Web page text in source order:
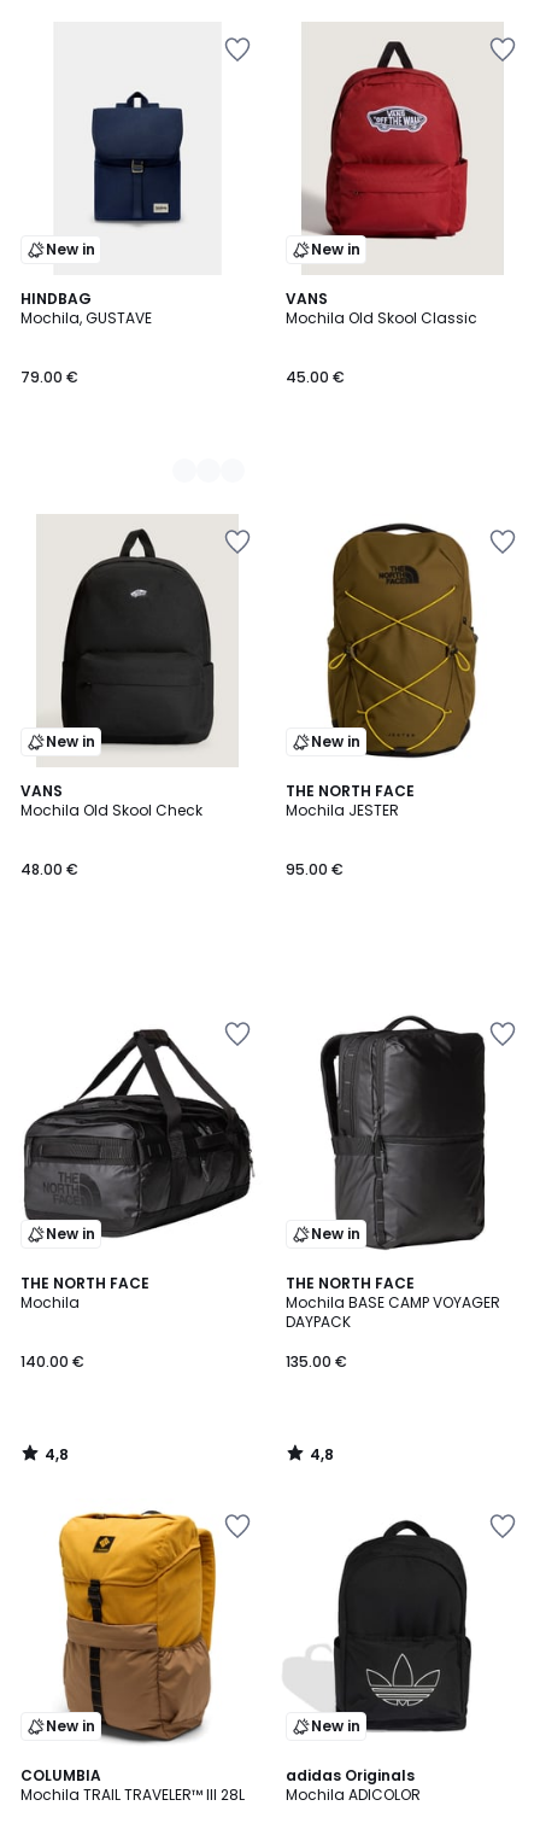
New in
HINDBAG
Mochila, GUSTAVE
79.00 €
3
Colores
New in
VANS
Mochila Old Skool Classic
45.00 €
New in
VANS
Mochila Old Skool Check
48.00 €
New in
THE NORTH FACE
Mochila JESTER
95.00 €
New in
THE NORTH FACE
Mochila
140.00 €
4,8
/ 5
4,8
/
New in
THE NORTH FACE
Mochila BASE CAMP VOYAGER
DAYPACK
135.00 €
4,8
/ 5
4,8
/
New in
COLUMBIA
Mochila TRAIL TRAVELER™ III 28L
New in
adidas Originals
Mochila ADICOLOR